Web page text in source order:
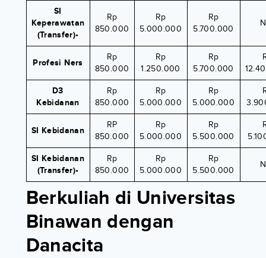
SI
Keperawatan
(Transfer)•
Rp
850.000
Rp
5.000.000
Rp
5.700.000
Profesi Ners
Rp
850.000
Rp
1.250.000
Rp
5.700.000
D3
Kebidanan
Rp
850.000
Rp
5.000.000
Rp
5.000.000
SI Kebidanan
RP
850.000
Rp
5.000.000
Rp
5.500.000
SI Kebidanan
(Transfer)•
Rp
850.000
Rp
5.000.000
Rp
5.500.000
Berkuliah di Universitas
Binawan dengan
Danacita